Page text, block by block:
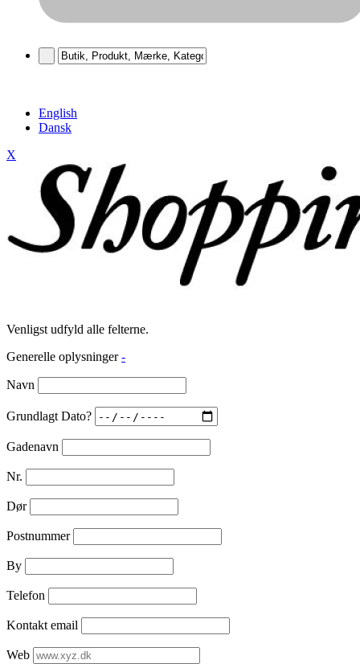
English
Dansk
X
Venligst udfyld alle felterne.
Generelle oplysninger -
Navn
Grundlagt Dato?
Gadenavn
Nr.
Dør
Postnummer
By
Telefon
Kontakt email
Web